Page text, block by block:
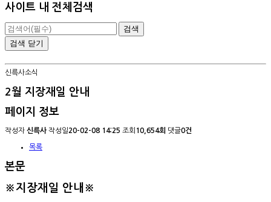
사이트 내 전체검색
검색 닫기
신륵사소식
2월 지장재일 안내
페이지 정보
작성자 신륵사 작성일20-02-08 14:25 조회 10,654회 댓글0건
목록
본문
※지장재일 안내※